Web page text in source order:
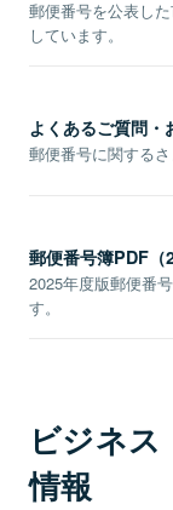
郵便番号を公表し
しています。
よくあるご質問・
郵便番号に関する
郵便番号簿PDF（
2025年度版郵便番
す。
ビジネ
情報